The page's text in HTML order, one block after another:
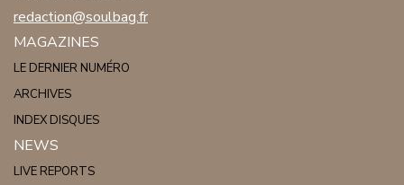
redaction@soulbag.fr
MAGAZINES
LE DERNIER NUMÉRO
ARCHIVES
INDEX DISQUES
NEWS
LIVE REPORTS